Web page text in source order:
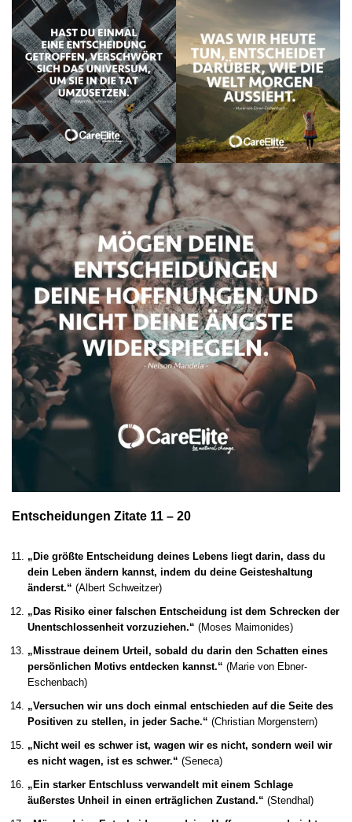
Entscheidungen Zitate 11 – 20
„Die größte Entscheidung deines Lebens liegt darin, dass du
dein Leben ändern kannst, indem du deine Geisteshaltung
änderst.“ (Albert Schweitzer)
„Das Risiko einer falschen Entscheidung ist dem Schrecken der
Unentschlossenheit vorzuziehen.“ (Moses Maimonides)
„Misstraue deinem Urteil, sobald du darin den Schatten eines
persönlichen Motivs entdecken kannst.“ (Marie von Ebner-
Eschenbach)
„Versuchen wir uns doch einmal entschieden auf die Seite des
Positiven zu stellen, in jeder Sache.“ (Christian Morgenstern)
„Nicht weil es schwer ist, wagen wir es nicht, sondern weil wir
es nicht wagen, ist es schwer.“ (Seneca)
„Ein starker Entschluss verwandelt mit einem Schlage
äußerstes Unheil in einen erträglichen Zustand.“ (Stendhal)